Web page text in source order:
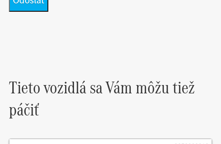
Tieto vozidlá sa Vám môžu tiež
páčiť